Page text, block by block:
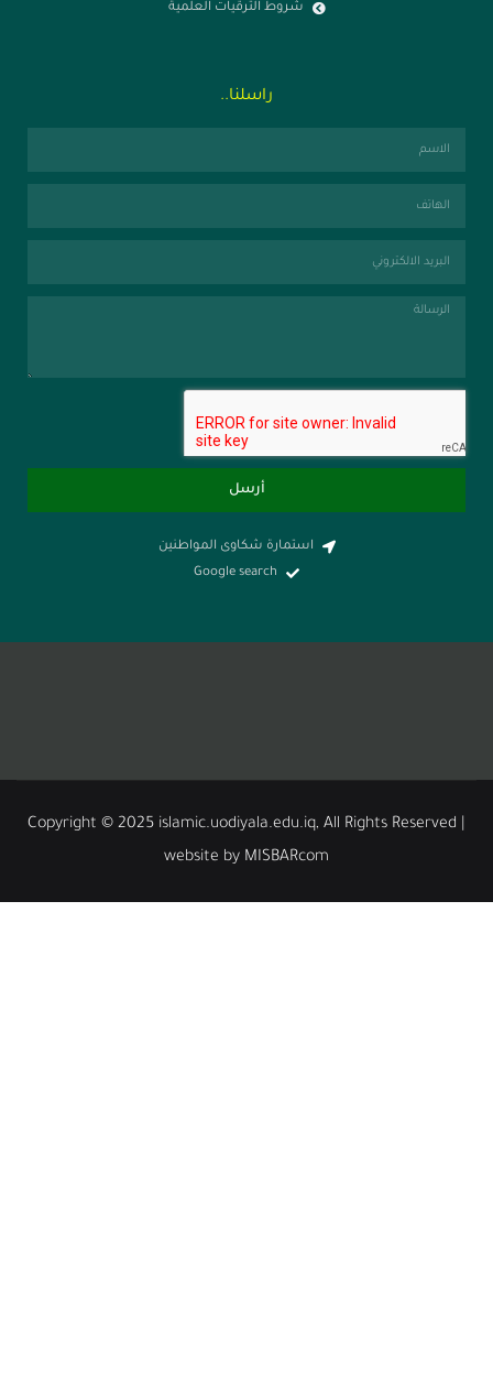
شروط الترقيات العلمية
استمارة شكاوى المواطنين
Google search
Copyright © 2025 islamic.uodiyala.edu.iq, All Rights
website by MISBARcom